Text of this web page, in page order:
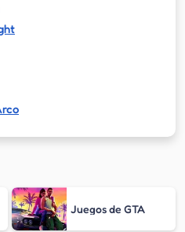
Juegos de GTA